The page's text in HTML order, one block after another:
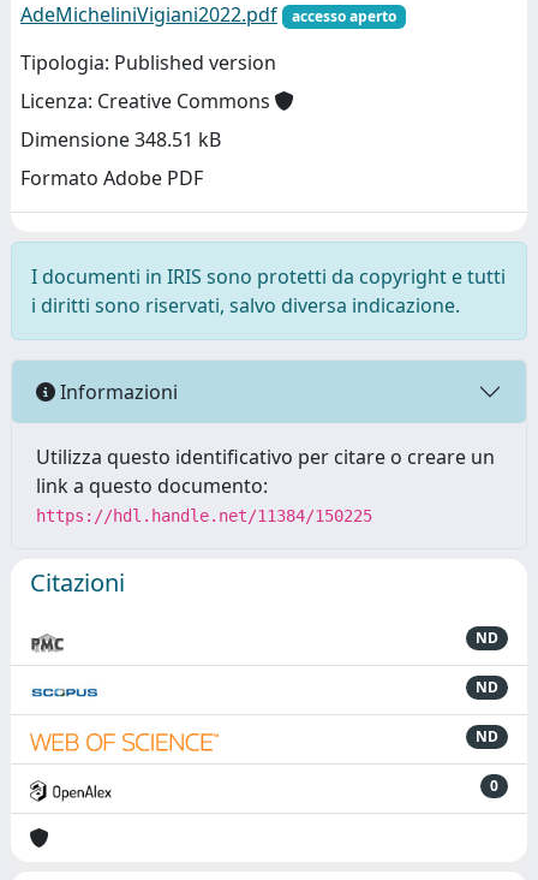
AdeMicheliniVigiani2022.pdf
accesso aperto
Tipologia: Published version
Licenza: Creative Commons
Dimensione 348.51 kB
Formato Adobe PDF
I documenti in IRIS sono protetti da copyright e tutti
i diritti sono riservati, salvo diversa indicazione.
Informazioni
Utilizza questo identificativo per citare o creare un
link a questo documento:
https://hdl.handle.net/11384/150225
Citazioni
ND
ND
ND
0